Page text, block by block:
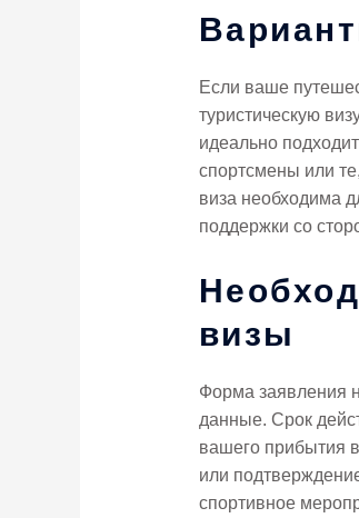
Если ваше
туристическую
идеально
спортсмены или
виза необходима
поддержки со
визы
Форма заявления
данные. Срок
вашего прибытия
или
спортивное